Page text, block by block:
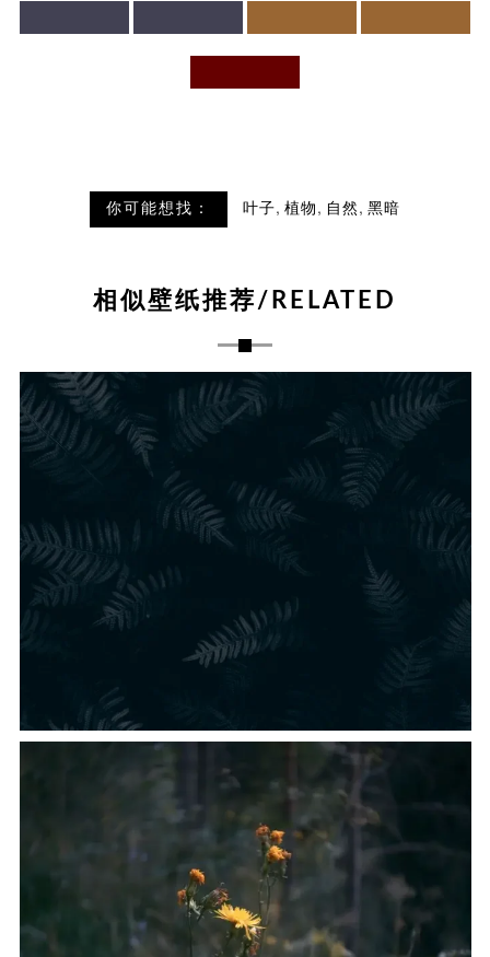
你可能想找： 叶子, 植物 , 自然 , 黑暗
相似壁纸推荐/RELATED